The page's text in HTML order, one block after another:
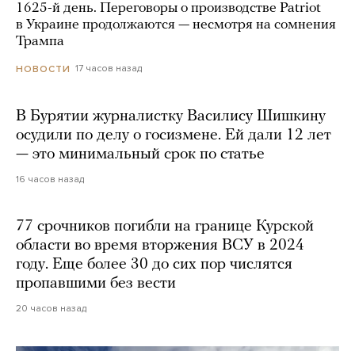
1625-й день. Переговоры о производстве Patriot
в Украине продолжаются — несмотря на сомнения
Трампа
НОВОСТИ 17 часов назад
В Бурятии журналистку Василису Шишкину
осудили по делу о госизмене. Ей дали 12 лет
— это минимальный срок по статье
16 часов назад
77 срочников погибли на границе Курской
области во время вторжения ВСУ в 2024
году. Еще более 30 до сих пор числятся
пропавшими без вести
20 часов назад